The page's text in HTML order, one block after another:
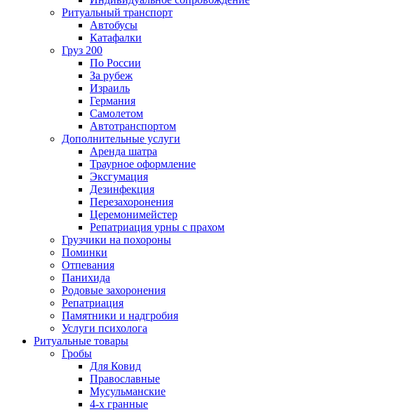
Ритуальный транспорт
Автобусы
Катафалки
Груз 200
По России
За рубеж
Израиль
Германия
Самолетом
Автотранспортом
Дополнительные услуги
Аренда шатра
Траурное оформление
Эксгумация
Дезинфекция
Перезахоронения
Церемонимейстер
Репатриация урны с прахом
Грузчики на похороны
Поминки
Отпевания
Панихида
Родовые захоронения
Репатриация
Памятники и надгробия
Услуги психолога
Ритуальные товары
Гробы
Для Ковид
Православные
Мусульманские
4-х гранные